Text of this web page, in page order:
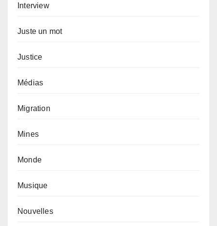
Interview
Juste un mot
Justice
Médias
Migration
Mines
Monde
Musique
Nouvelles